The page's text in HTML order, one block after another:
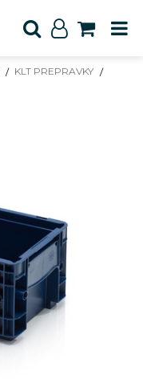
KLT PREPRAVKY